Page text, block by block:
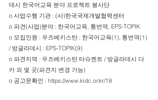
데시 한국어교육 분야 프로젝트 봉사단
o 사업수행 기관 : (사)한국국제개발협력센터
o 파견(사업)분야 : 한국어교육, 통번역, EPS-TOPIK
o 모집인원 : 우즈베키스탄 : 한국어교육(1), 통번역(1)
/ 방글라데시 : EPS-TOPIK(9)
o 파견지역 : 우즈베키스탄 타슈켄트 / 방글라데시 다
카 외 몇 곳(파견지 변경 가능)
o 공고문확인 : https://www.kidc.or.kr/18